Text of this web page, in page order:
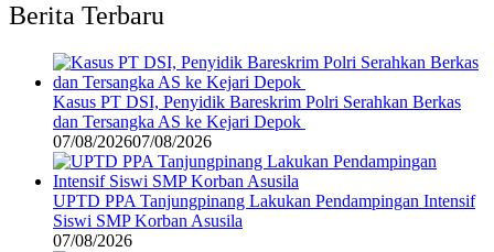
Berita Terbaru
Kasus PT DSI, Penyidik Bareskrim Polri Serahkan Berkas
dan Tersangka AS ke Kejari Depok
07/08/202607/08/2026
UPTD PPA Tanjungpinang Lakukan Pendampingan Intensif
Siswi SMP Korban Asusila
07/08/2026